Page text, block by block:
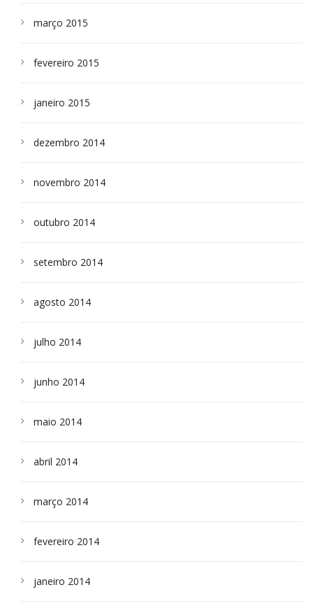
março 2015
fevereiro 2015
janeiro 2015
dezembro 2014
novembro 2014
outubro 2014
setembro 2014
agosto 2014
julho 2014
junho 2014
maio 2014
abril 2014
março 2014
fevereiro 2014
janeiro 2014